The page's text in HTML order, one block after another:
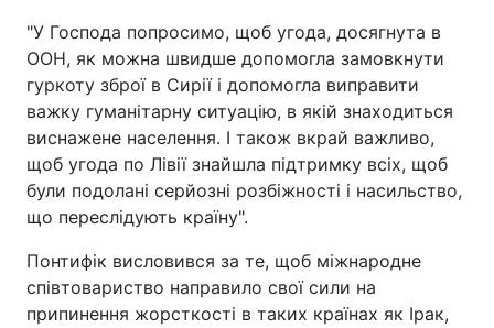
"У Господа попросимо, щоб угода, досягнута в
ООН, як можна швидше допомогла замовкнути
гуркоту зброї в Сирії і допомогла виправити
важку гуманітарну ситуацію, в якій знаходиться
виснажене населення. І також вкрай важливо,
щоб угода по Лівії знайшла підтримку всіх, щоб
були подолані серйозні розбіжності і насильство,
що переслідують країну".
Понтифік висловився за те, щоб міжнародне
співтовариство направило свої сили на
припинення жорсткості в таких країнах як Ірак,